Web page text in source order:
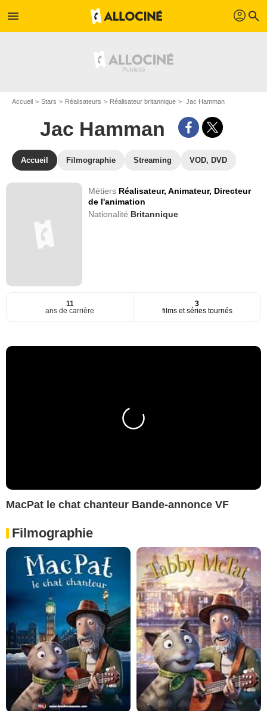
menu profil search
Accueil Stars Réalisateurs Réalisateur britannique Jac Hamman
Jac Hamman
Accueil Filmographie Streaming VOD, DVD
Métiers Réalisateur,Animateur, Directeur
de l'animation
Nationalité Britannique
11
ans de carrière
3
films et séries tournés
MacPat le chat chanteur Bande-annonce VF
Filmographie